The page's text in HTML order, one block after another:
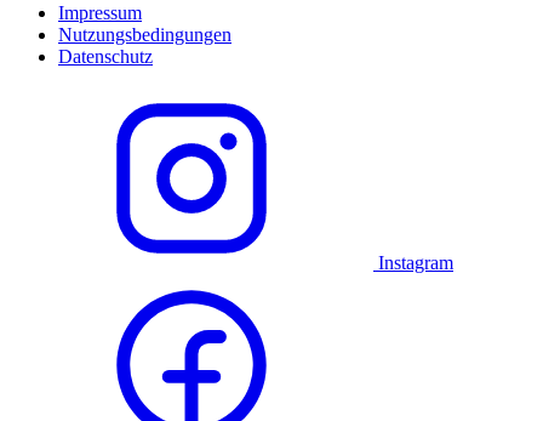
Impressum
Nutzungsbedingungen
Datenschutz
Instagram